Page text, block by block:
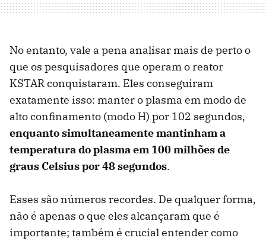
No entanto, vale a pena analisar mais de perto o
que os pesquisadores que operam o reator
KSTAR conquistaram. Eles conseguiram
exatamente isso: manter o plasma em modo de
alto confinamento (modo H) por 102 segundos,
enquanto simultaneamente mantinham a
temperatura do plasma em 100 milhões de
graus Celsius por 48 segundos.
Esses são números recordes. De qualquer forma,
não é apenas o que eles alcançaram que é
importante; também é crucial entender como